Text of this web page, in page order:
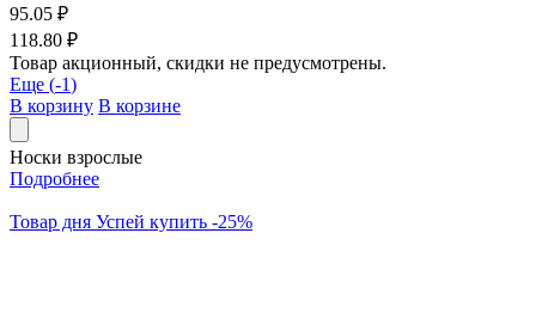
95.05 ₽
118.80 ₽
Товар акционный, скидки не предусмотрены.
Еще (-1)
В корзину В корзине
Носки взрослые
Подробнее
Товар дня Успей купить -25%